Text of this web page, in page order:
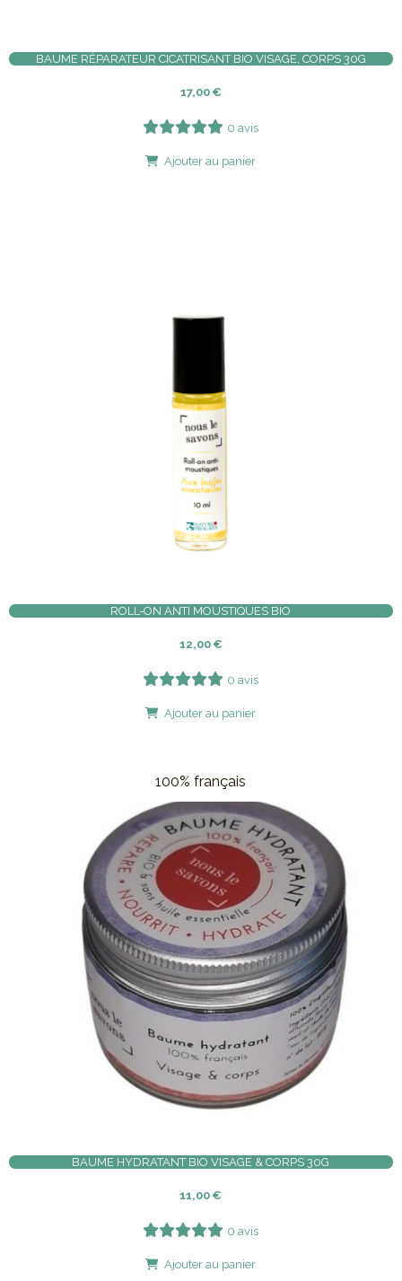
BAUME RÉPARATEUR CICATRISANT BIO VISAGE, CORPS 30G
17,00€
0 avis
Ajouter au panier
ROLL-ON ANTI MOUSTIQUES BIO
12,00€
0 avis
Ajouter au panier
100% français
BAUME HYDRATANT BIO VISAGE & CORPS 30G
11,00 €
0 avis
Ajouter au panier